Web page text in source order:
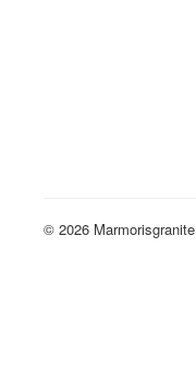
© 2026 Marmorisgranite